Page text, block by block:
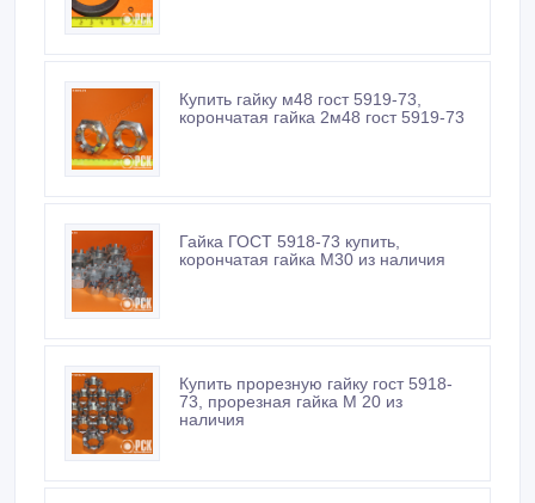
Купить гайку м48 гост 5919-73,
корончатая гайка 2м48 гост 5919-73
Гайка ГОСТ 5918-73 купить,
корончатая гайка М30 из наличия
Купить прорезную гайку гост 5918-
73, прорезная гайка М 20 из
наличия